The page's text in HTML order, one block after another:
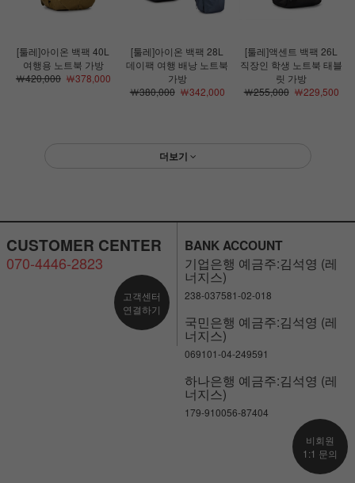
[툴레]아이온 백팩 40L
여행용 노트북 가방
￦420,000￦378,000
[툴레]아이온 백팩 28L
데이팩 여행 배낭 노트북
가방
￦380,000￦342,000
[툴레]액센트 백팩 26L
직장인 학생 노트북 태블
릿 가방
￦255,000￦229,500
더보기
CUSTOMER CENTER
070-4446-2823
고객센터
연결하기
BANK ACCOUNT
기업은행 예금주:김석영 (레
너지스)
238-037581-02-018
국민은행 예금주:김석영 (레
너지스)
069101-04-249591
하나은행 예금주:김석영 (레
너지스)
179-910056-87404
비회원
1:1 문의